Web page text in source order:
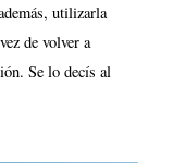
utilizarla
de volver a
Se lo decís al